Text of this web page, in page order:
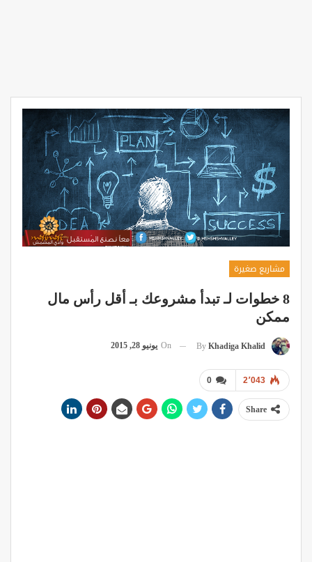
مشاريع صغيرة
8 خطوات لـ تبدأ مشروعك بـ أقل رأس مال
ممكن
By Khadiga Khalid
On يونيو 28, 2015
0 2٬043
Share